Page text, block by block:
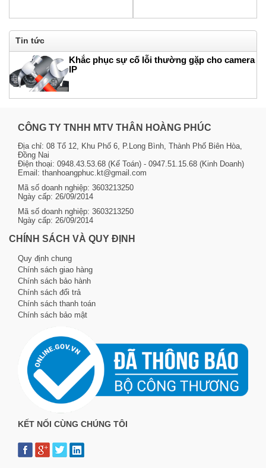
Tin tức
Khắc phục sự cố lỗi thường gặp cho camera
IP
CÔNG TY TNHH MTV THÂN HOÀNG PHÚC
Địa chỉ: 08 Tổ 12, Khu Phố 6, P.Long Bình, Thành Phố Biên Hòa,
Đồng Nai
Điện thoại: 0948.43.53.68 (Kế Toán) - 0947.51.15.68 (Kinh Doanh)
Email: thanhoangphuc.kt@gmail.com
Mã số doanh nghiệp: 3603213250
Ngày cấp: 26/09/2014
Mã số doanh nghiệp: 3603213250
Ngày cấp: 26/09/2014
CHÍNH SÁCH VÀ QUY ĐỊNH
Quy định chung
Chính sách giao hàng
Chính sách bảo hành
Chính sách đổi trả
Chính sách thanh toán
Chính sách bảo mật
KẾT NỐI CÙNG CHÚNG TÔI